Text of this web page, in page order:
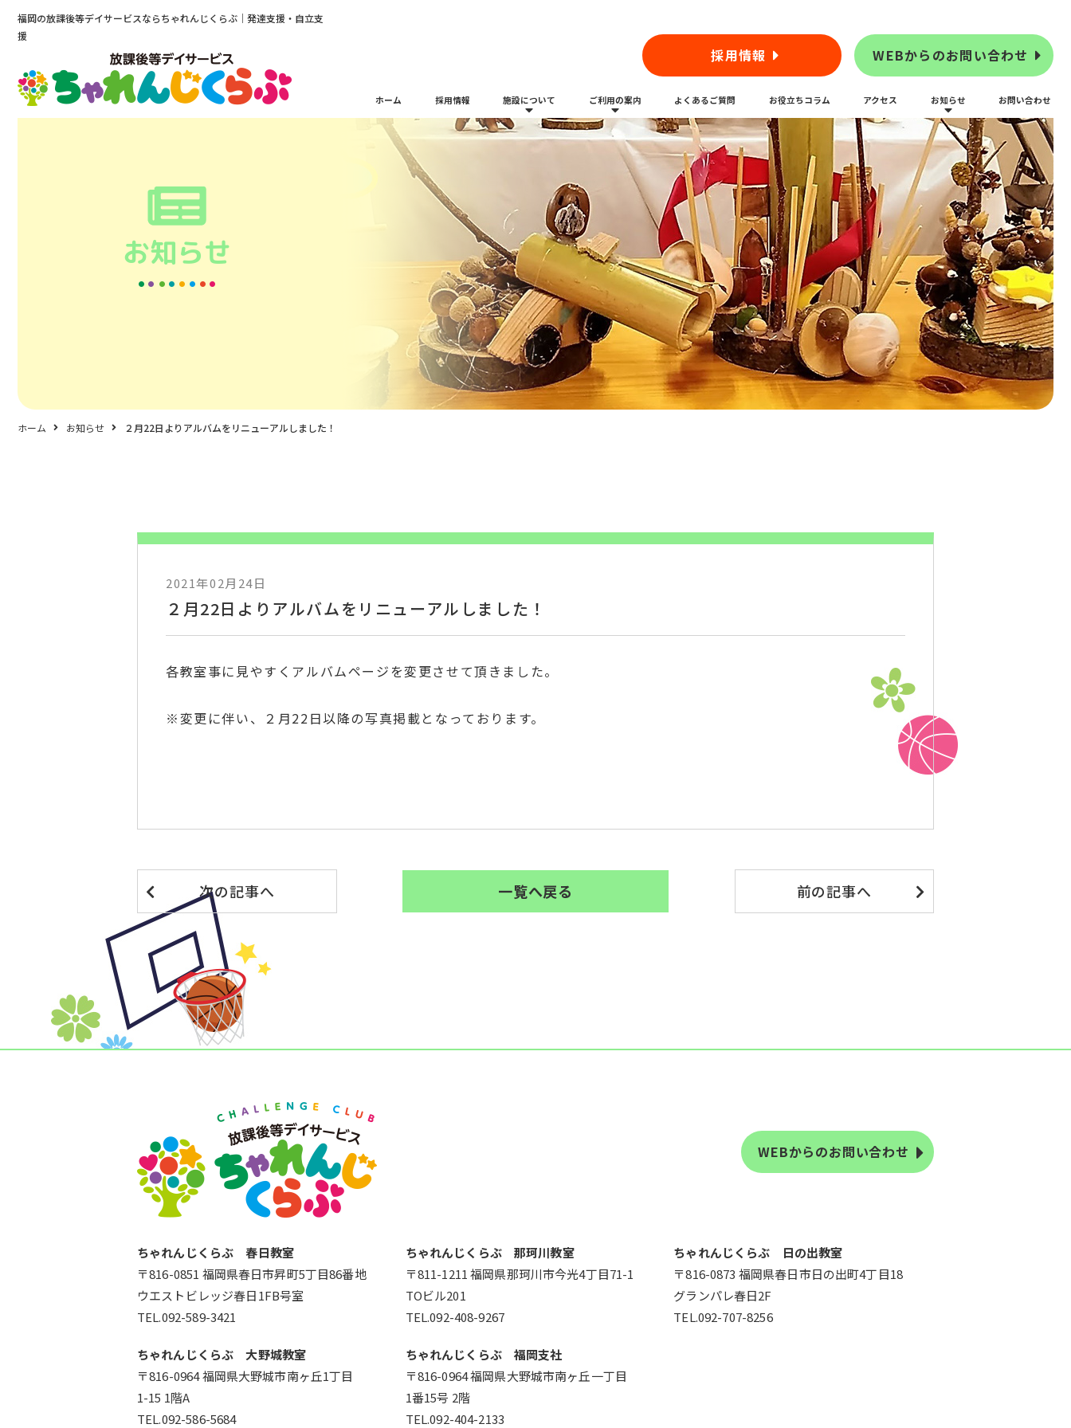
福岡の放課後等デイサービスならちゃれんじくらぶ｜発達支援・自立支
援
採用情報 WEBからのお問い合わせ
ホーム 採用情報 施設について ご利用の案内 よくあるご質問 お役立ちコラム アクセス お知らせ お問い合わせ
お知らせ
ホーム お知らせ ２月22日よりアルバムをリニューアルしました！
2021年02月24日
２月22日よりアルバムをリニューアルしました！
各教室事に見やすくアルバムページを変更させて頂きました。
※変更に伴い、２月22日以降の写真掲載となっております。
次の記事へ 一覧へ戻る 前の記事へ
WEBからのお問い合わせ
ちゃれんじくらぶ 春日教室
〒816-0851 福岡県春日市昇町5丁目86番地
ウエストビレッジ春日1FB号室
TEL.092-589-3421
ちゃれんじくらぶ 那珂川教室
〒811-1211 福岡県那珂川市今光4丁目71-1
TOビル201
TEL.092-408-9267
ちゃれんじくらぶ 日の出教室
〒816-0873 福岡県春日市日の出町4丁目18
グランパレ春日2F
TEL.092-707-8256
ちゃれんじくらぶ 大野城教室
〒816-0964 福岡県大野城市南ヶ丘1丁目
1-15 1階A
TEL.092-586-5684
ちゃれんじくらぶ 福岡支社
〒816-0964 福岡県大野城市南ヶ丘一丁目
1番15号 2階
TEL.092-404-2133